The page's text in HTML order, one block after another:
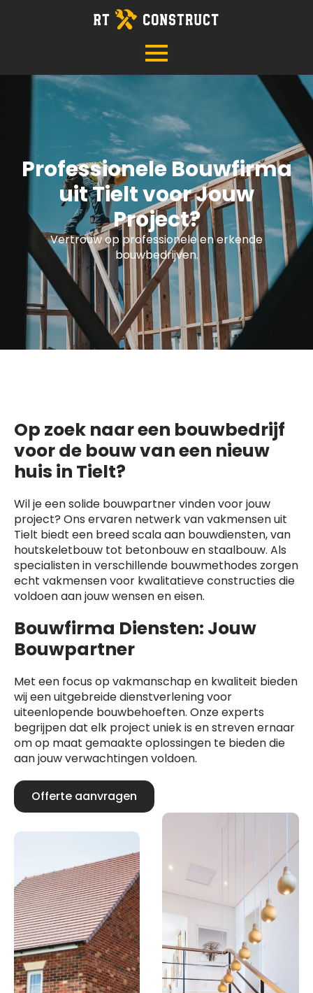
Professionele Bouwfirma
uit Tielt voor Jouw
Project?
Vertrouw op professionele en erkende
bouwbedrijven.
Op zoek naar een bouwbedrijf
voor de bouw van een nieuw
huis in Tielt?
Wil je een solide bouwpartner vinden voor jouw
project? Ons ervaren netwerk van vakmensen uit
Tielt biedt een breed scala aan bouwdiensten, van
houtskeletbouw tot betonbouw en staalbouw. Als
specialisten in verschillende bouwmethodes zorgen
echt vakmensen voor kwalitatieve constructies die
voldoen aan jouw wensen en eisen.
Bouwfirma Diensten: Jouw
Bouwpartner
Met een focus op vakmanschap en kwaliteit bieden
wij een uitgebreide dienstverlening voor
uiteenlopende bouwbehoeften. Onze experts
begrijpen dat elk project uniek is en streven ernaar
om op maat gemaakte oplossingen te bieden die
aan jouw verwachtingen voldoen.
Offerte aanvragen